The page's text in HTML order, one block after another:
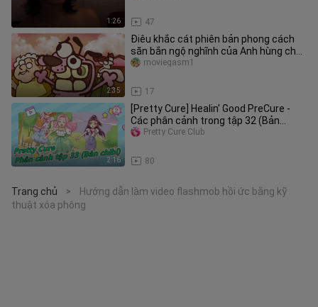
1:26 47
2:35
Điêu khắc cát phiên bản phong cách
săn bắn ngộ nghĩnh của Anh hùng chó
hèn
17
moviegasm1
2:16
[Pretty Cure] Healin' Good PreCure -
Các phân cảnh trong tập 32 (Bản
chibi)_2
80
Pretty Cure Club
Trang chủ >
Hướng dẫn làm video flashmob hồi ức bằng kỹ
thuật xóa phông